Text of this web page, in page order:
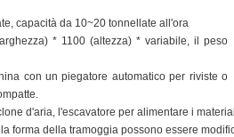
capacità da 10~20 tonnellate all'ora
* 1100 (altezza) * variabile, il peso
con un piegatore automatico per riviste o
d'aria, l'escavatore per alimentare i
forma della tramoggia possono essere